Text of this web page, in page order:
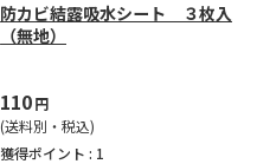
防カビ結露吸水シート ３枚入
（無地）
110円
(送料別・税込)
獲得ポイント : 1